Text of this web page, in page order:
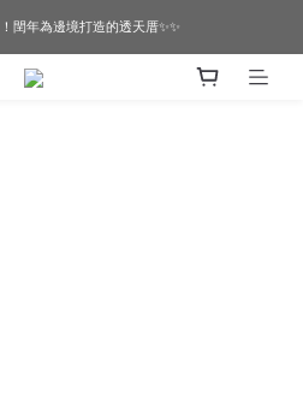
的美宅嗎？ 🔶 即刻諮詢 🔶
閏年為邊境打造的透天厝✨✨
的美宅嗎？ 🔶 即刻諮詢 🔶